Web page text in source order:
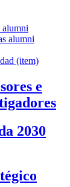
alumni
alumni
(item)
e
2030